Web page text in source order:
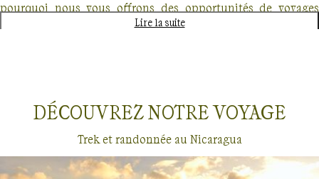
pourquoi nous vous offrons des opportunités de voyages
d'aventure en dernières minutes, parfaits pour les
avons le voyage qu'il vous faut.
Nos offres de dernières minutes comprennent des treks
inoubliables, des randonnées dans des lieux emblématiques
Lire la suite
DÉCOUVREZ NOTREVOYAGE
Trek et randonnée au Nicaragua